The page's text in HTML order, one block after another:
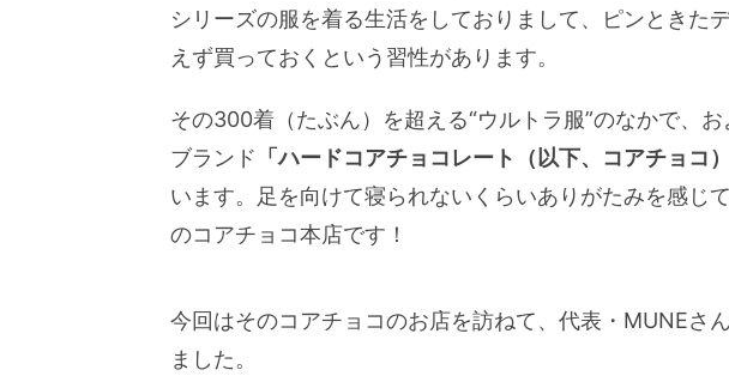
シリーズの服を着る生活をしておりまして、ピンときた
えず買っておくという習性があります。
その300着（たぶん）を超える“ウルトラ服”のなかで、
ブランド 「ハードコアチョコレート（以下、コアチョコ）
います。足を向けて寝られないくらいありがたみを感じ
のコアチョコ本店です！
今回はそのコアチョコのお店を訪ねて、代表・MUNEさ
ました。